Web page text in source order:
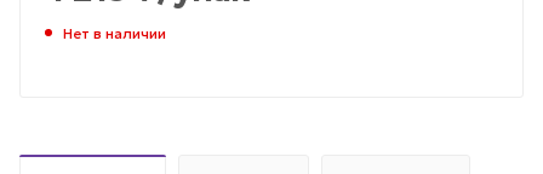
Нет в наличии